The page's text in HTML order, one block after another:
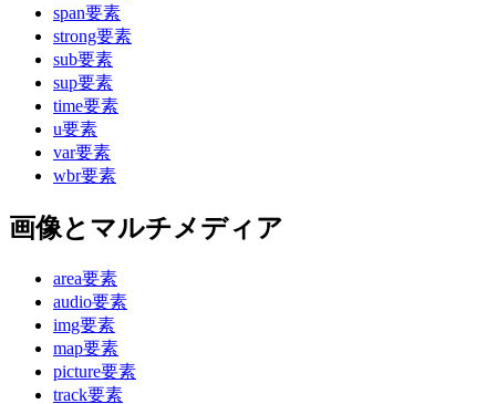
span要素
strong要素
sub要素
sup要素
time要素
u要素
var要素
wbr要素
画像とマルチメディア
area要素
audio要素
img要素
map要素
picture要素
track要素